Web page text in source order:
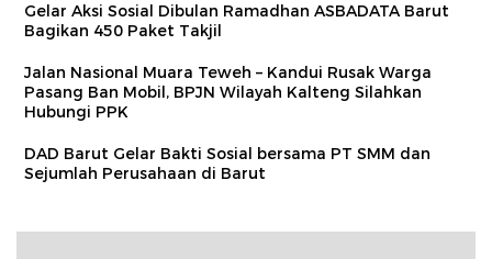
Gelar Aksi Sosial Dibulan Ramadhan ASBADATA Barut
Bagikan 450 Paket Takjil
Jalan Nasional Muara Teweh – Kandui Rusak Warga
Pasang Ban Mobil, BPJN Wilayah Kalteng Silahkan
Hubungi PPK
DAD Barut Gelar Bakti Sosial bersama PT SMM dan
Sejumlah Perusahaan di Barut